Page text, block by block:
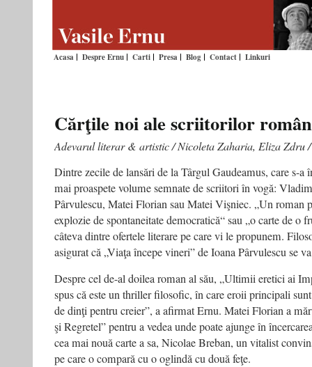
Acasa Despre Ernu Carti Presa Blog Contact Linkuri
Cărţile noi ale scriitorilor
Adevarul literar & artistic / Nicoleta Zaharia, Eliza Zdru
Dintre zecile de lansări de la Târgul Gaudeamus, care s-a
mai proaspete volume semnate de scriitori în vogă:
Pârvulescu, Matei Florian sau Matei Vişniec. „Un roman
explozie de spontaneitate democratică“ sau „o carte de o
câteva dintre ofertele literare pe care vi le propunem.
asigurat că „Viaţa începe vineri” de Ioana Pârvulescu se
Despre cel de-al doilea roman al său, „Ultimii eretici ai
spus că este un thriller filosofic, în care eroii principali
de dinţi pentru creier”, a afirmat Ernu. Matei Florian a
şi Regretel” pentru a vedea unde poate ajunge în
cea mai nouă carte a sa, Nicolae Breban, un vitalist
pe care o compară cu o oglindă cu două feţe.